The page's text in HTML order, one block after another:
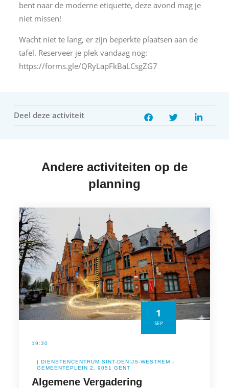
bent naar de moderne etiquette, deze avond mag je
niet missen!
Wacht niet te lang, er zijn beperkte plaatsen aan de
tafel. Reserveer je plek vandaag nog:
https://forms.gle/QRyLapFkBaLCsgZG7
Deel deze activiteit
Andere activiteiten op de
planning
1
SEP
19:30
| DIENSTENCENTRUM SINT-DENIJS-WESTREM -
GEMEENTEPLEIN 2, 9051 GENT
Algemene Vergadering